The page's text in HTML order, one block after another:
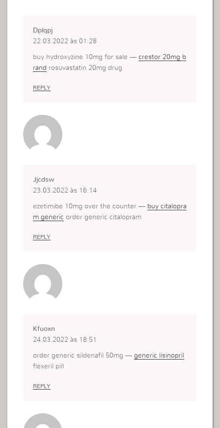
Dplqpj
22.03.2022 às 01:28
buy hydroxyzine 10mg for sale —crestor 20mg b
rand rosuvastatin 20mg drug
REPLY
Jjcdsw
23.03.2022 às 16:14
ezetimibe 10mg over the counter — buy citalopra
m generic order generic citalopram
REPLY
Kfuoxn
24.03.2022 às 18:51
order generic sildenafil 50mg —generic lisinopril
flexeril pill
REPLY